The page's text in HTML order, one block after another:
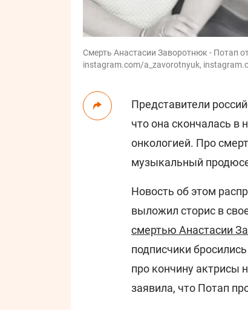
Смерть Анастасии Заворотнюк - Потап
instagram.com/a_zavorotnyuk,
Представители
что она скончалась в
онкологией. Про
музыкальный
Новость об этом
выложил сторис в
смертью Анастасии
подписчики
про кончину актрисы
заявила, что Потап